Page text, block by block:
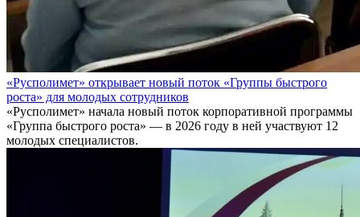
«Русполимет» открывает новый поток «Группы быстрого
роста» для молодых сотрудников
«Русполимет» начала новый поток корпоративной программы
«Группа быстрого роста» — в 2026 году в ней участвуют 12
молодых специалистов.